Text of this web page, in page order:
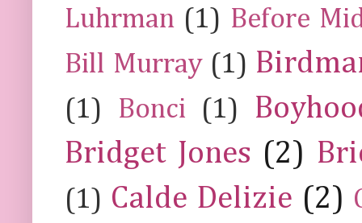
Luhrman (1) Before
Bill Murray (1)
(1) Bonci (1)
Bridget Jones (2)
(1) Calde Delizie (2)